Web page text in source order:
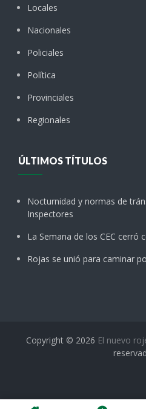
Locales
Nacionales
Policiales
Política
Provinciales
Regionales
ÚLTIMOS TÍTULOS
Nocturnidad y normas de
Inspectores
La Semana de los CEC cerró
Rojas se unió para caminar
Copyright © 2026 El nuevo